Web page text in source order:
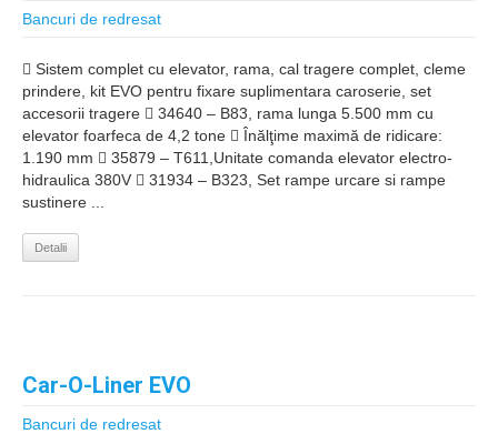
Bancuri de redresat
 Sistem complet cu elevator, rama, cal tragere complet, cleme
prindere, kit EVO pentru fixare suplimentara caroserie, set
accesorii tragere  34640 – B83, rama lunga 5.500 mm cu
elevator foarfeca de 4,2 tone  Înălţime maximă de ridicare:
1.190 mm  35879 – T611,Unitate comanda elevator electro-
hidraulica 380V  31934 – B323, Set rampe urcare si rampe
sustinere ...
Detalii
Car-O-Liner EVO
Bancuri de redresat